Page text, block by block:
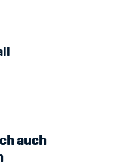
auch